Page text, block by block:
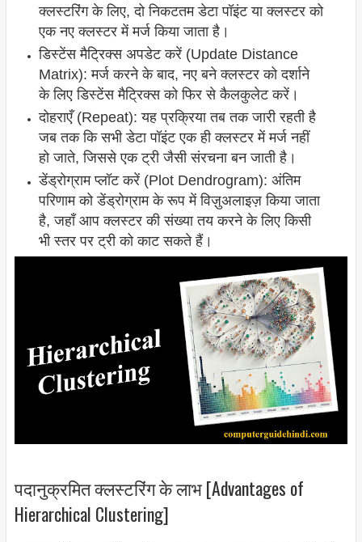
क्लस्टरिंग के लिए, दो निकटतम डेटा पॉइंट या क्लस्टर को
एक नए क्लस्टर में मर्ज किया जाता है।
डिस्टेंस मैट्रिक्स अपडेट करें (Update Distance
Matrix): मर्ज करने के बाद, नए बने क्लस्टर को दर्शाने
के लिए डिस्टेंस मैट्रिक्स को फिर से कैलकुलेट करें।
दोहराएँ (Repeat): यह प्रक्रिया तब तक जारी रहती है
जब तक कि सभी डेटा पॉइंट एक ही क्लस्टर में मर्ज नहीं
हो जाते, जिससे एक ट्री जैसी संरचना बन जाती है।
डेंड्रोग्राम प्लॉट करें (Plot Dendrogram): अंतिम
परिणाम को डेंड्रोग्राम के रूप में विज़ुअलाइज़ किया जाता
है, जहाँ आप क्लस्टर की संख्या तय करने के लिए किसी
भी स्तर पर ट्री को काट सकते हैं।
पदानुक्रमित क्लस्टरिंग के लाभ [Advantages of
Hierarchical Clustering]